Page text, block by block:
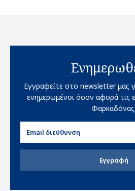
Εγγραφείτε στο newsletter μας
ενημερωμένοι όσον αφορά τις
Φαρκαδόνας.
Εγγραφή